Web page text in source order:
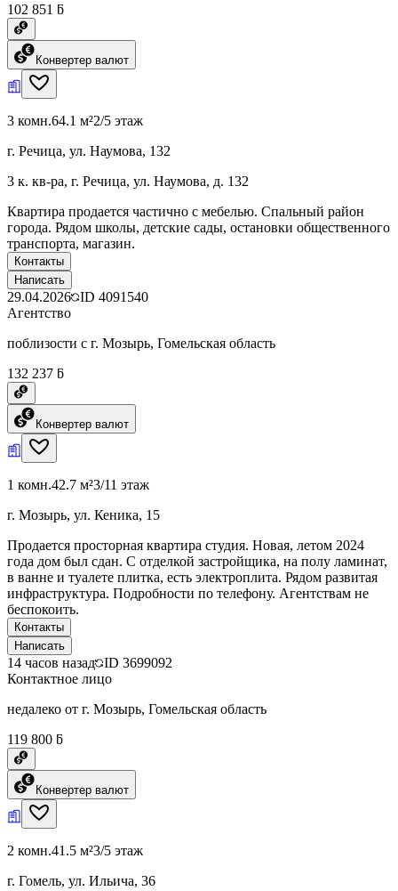
102 851 ƃ
Конвертер валют
3 комн.64.1 м²2/5 этаж
г. Речица, ул. Наумова, 132
3 к. кв-ра, г. Речица, ул. Наумова, д. 132
Квартира продается частично с мебелью. Спальный район
города. Рядом школы, детские сады, остановки общественного
транспорта, магазин.
Контакты
Написать
29.04.2026 ID 4091540
Агентство
поблизости с г. Мозырь, Гомельская область
132 237 ƃ
Конвертер валют
1 комн.42.7 м²3/11 этаж
г. Мозырь, ул. Кеника, 15
Продается просторная квартира студия. Новая, летом 2024
года дом был сдан. С отделкой застройщика, на полу ламинат,
в ванне и туалете плитка, есть электроплита. Рядом развитая
инфраструктура. Подробности по телефону. Агентствам не
беспокоить.
Контакты
Написать
14 часов назад ID 3699092
Контактное лицо
недалеко от г. Мозырь, Гомельская область
119 800 ƃ
Конвертер валют
2 комн.41.5 м²3/5 этаж
г. Гомель, ул. Ильича, 36